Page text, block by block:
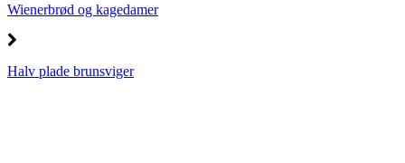
Wienerbrød og kagedamer
Halv plade brunsviger